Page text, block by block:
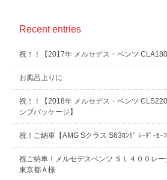
Recent entries
祝！！【2017年 メルセデス・ベンツ
お風呂上りに
祝！！【2018年 メルセデス・ベンツ
シブパッケージ】
祝！ご納車【AMG Sクラス S63ﾛﾝｸﾞ ﾚｰﾀﾞｰｾｰﾌ
祝ご納車！メルセデスベンツ ＳＬ４００レ
東京都Ａ様